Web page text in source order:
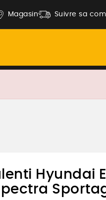
Magasin Suivre sa
Hyundai